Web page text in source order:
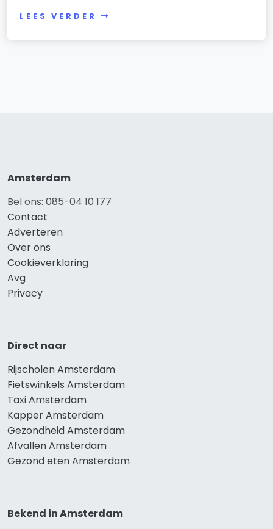
LEES VERDER
Amsterdam
Bel ons: 085-04 10 177
Contact
Adverteren
Over ons
Cookieverklaring
Avg
Privacy
Direct naar
Rijscholen Amsterdam
Fietswinkels Amsterdam
Taxi Amsterdam
Kapper Amsterdam
Gezondheid Amsterdam
Afvallen Amsterdam
Gezond eten Amsterdam
Bekend in Amsterdam